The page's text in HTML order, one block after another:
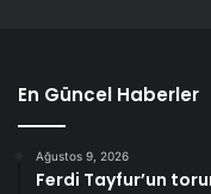
En Güncel Haberler
Ağustos 9, 2026
Ferdi Tayfur’un